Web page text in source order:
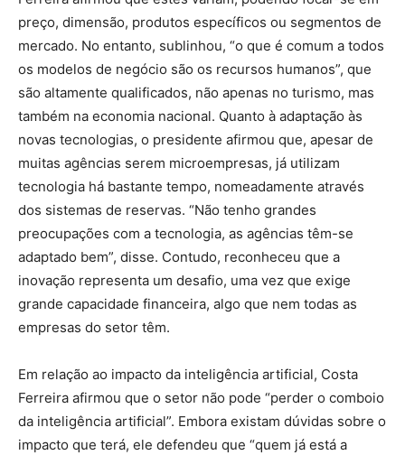
preço, dimensão, produtos específicos ou segmentos de
mercado. No entanto, sublinhou, “o que é comum a todos
os modelos de negócio são os recursos humanos”, que
são altamente qualificados, não apenas no turismo, mas
também na economia nacional. Quanto à adaptação às
novas tecnologias, o presidente afirmou que, apesar de
muitas agências serem microempresas, já utilizam
tecnologia há bastante tempo, nomeadamente através
dos sistemas de reservas. “Não tenho grandes
preocupações com a tecnologia, as agências têm-se
adaptado bem”, disse. Contudo, reconheceu que a
inovação representa um desafio, uma vez que exige
grande capacidade financeira, algo que nem todas as
empresas do setor têm.
Em relação ao impacto da inteligência artificial, Costa
Ferreira afirmou que o setor não pode “perder o comboio
da inteligência artificial”. Embora existam dúvidas sobre o
impacto que terá, ele defendeu que “quem já está a